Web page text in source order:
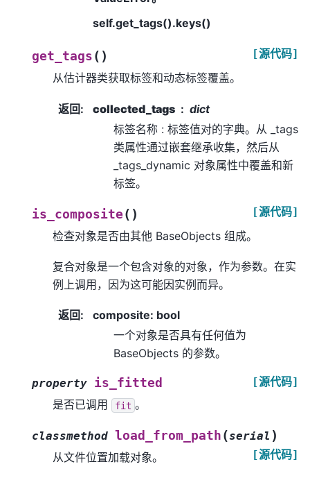
self.get_tags().keys()
get_tags ( ) [源代码]
从估计器类获取标签和动态标签覆盖。
返回: collected_tags
dict
标签名称 : 标签值对的字典。从 _tags
类属性通过嵌套继承收集，然后从
_tags_dynamic 对象属性中覆盖和新
标签。
is_composite ( ) [源代码]
检查对象是否由其他 BaseObjects 组成。
复合对象是一个包含对象的对象，作为参数。在实
例上调用，因为这可能因实例而异。
返回:
composite: bool
一个对象是否具有任何值为
BaseObjects 的参数。
property is_fitted [源代码]
是否已调用 fit 。
classmethod load_from_path (serial )
[源代码]
从文件位置加载对象。